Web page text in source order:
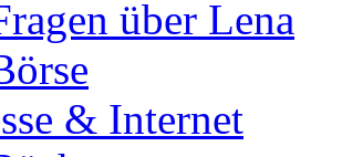
über Lena
& Internet